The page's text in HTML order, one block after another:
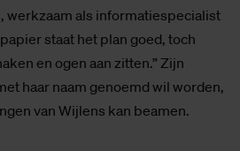
werkzaam als informatiespecialist
staat het plan goed, toch
en ogen aan zitten.” Zijn
haar naam genoemd wil worden,
van Wijlens kan beamen.